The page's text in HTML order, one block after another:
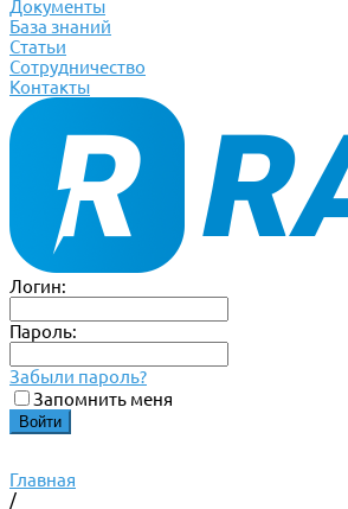
Документы
База знаний
Статьи
Сотрудничество
Контакты
Логин:
Пароль:
Забыли пароль?
Запомнить меня
Главная
/